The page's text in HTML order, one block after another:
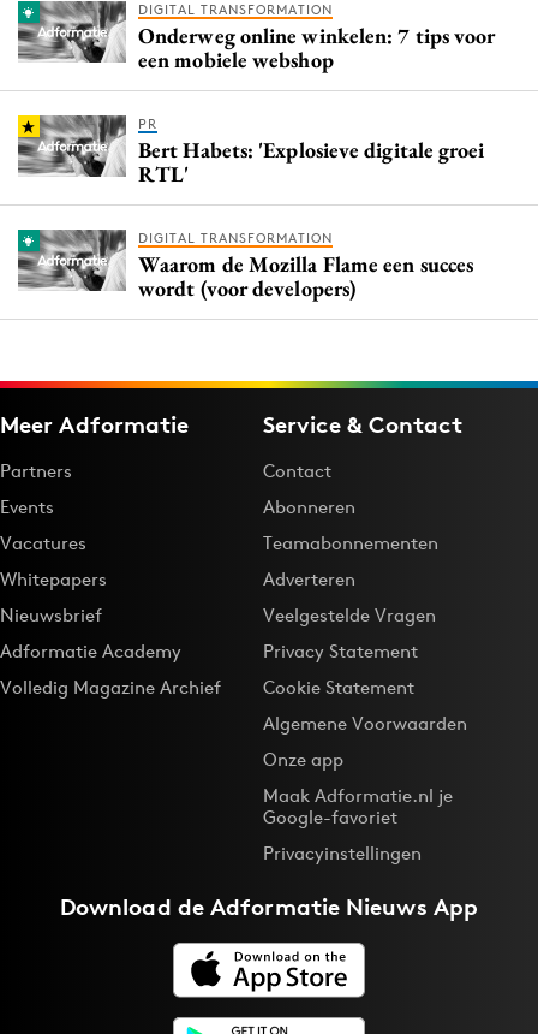
DIGITAL TRANSFORMATION
Onderweg online winkelen: 7 tips voor
een mobiele webshop
PR
Bert Habets: 'Explosieve digitale groei
RTL'
DIGITAL TRANSFORMATION
Waarom de Mozilla Flame een succes
wordt (voor developers)
Meer Adformatie
Partners
Events
Vacatures
Whitepapers
Nieuwsbrief
Adformatie Academy
Volledig Magazine Archief
Service & Contact
Contact
Abonneren
Teamabonnementen
Adverteren
Veelgestelde Vragen
Privacy Statement
Cookie Statement
Algemene Voorwaarden
Onze app
Maak Adformatie.nl je
Google-favoriet
Privacyinstellingen
Download deAdformatie Nieuws App